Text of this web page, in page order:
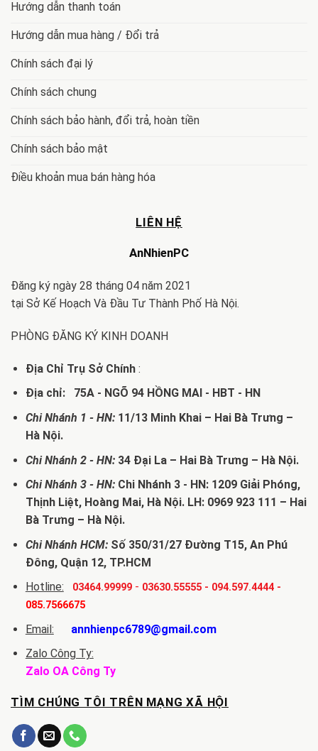
Hướng dẫn thanh toán
Hướng dẫn mua hàng / Đổi trả
Chính sách đại lý
Chính sách chung
Chính sách bảo hành, đổi trả, hoàn tiền
Chính sách bảo mật
Điều khoản mua bán hàng hóa
LIÊN HỆ
AnNhienPC
Đăng ký ngày 28 tháng 04 năm 2021
tại Sở Kế Hoạch Và Đầu Tư Thành Phố Hà Nội.
PHÒNG ĐĂNG KÝ KINH DOANH
Địa Chỉ Trụ Sở Chính:
Địa chỉ: 75A - NGÕ 94 HỒNG MAI - HBT - HN
Chi Nhánh 1 - HN:11/13 Minh Khai – Hai Bà Trưng –
Hà Nội.
Chi Nhánh 2 - HN:34 Đại La – Hai Bà Trưng – Hà Nội.
Chi Nhánh 3 - HN:Chi Nhánh 3 - HN: 1209 Giải Phóng,
Thịnh Liệt, Hoàng Mai, Hà Nội. LH: 0969 923 111 – Hai
Bà Trưng – Hà Nội.
Chi Nhánh HCM:Số 350/31/27 Đường T15, An Phú
Đông, Quận 12, TP.HCM
Hotline:
03464.99999- 03630.55555- 094.597.4444-
085.7566675
Email:
annhienpc6789@gmail.com
Zalo Công Ty:
Zalo OA Công Ty
TÌM CHÚNG TÔI TRÊN MẠNG XÃ HỘI